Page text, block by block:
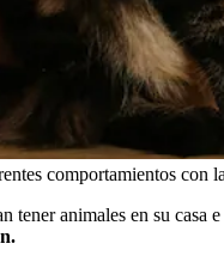
comportamientos con
tener animales en su casa